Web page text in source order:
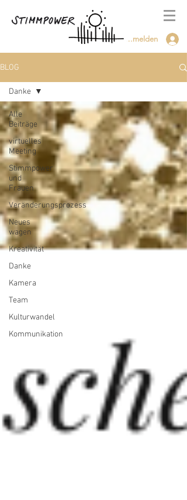
Anmelden
BLOG
Alle
Beiträge
virtuelles
Meeting
Stimmpower
und
Frauen
Veränderungsprozess
Neues
wagen
Kreativität
Danke
Kamera
Team
Kulturwandel
Kommunikation
Danke